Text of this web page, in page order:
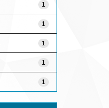
1
1
1
1
1